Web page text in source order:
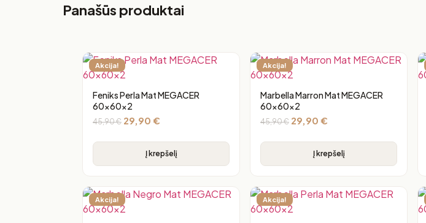
Panašūs produktai
Akcija!
Feniks Perla Mat MEGACER
60x60x2
45,90€ 29,90 €
Į krepšelį
Akcija!
Marbella Marron Mat MEGACER
60x60x2
45,90€ 29,90 €
Į krepšelį
Akcija! Akcija!